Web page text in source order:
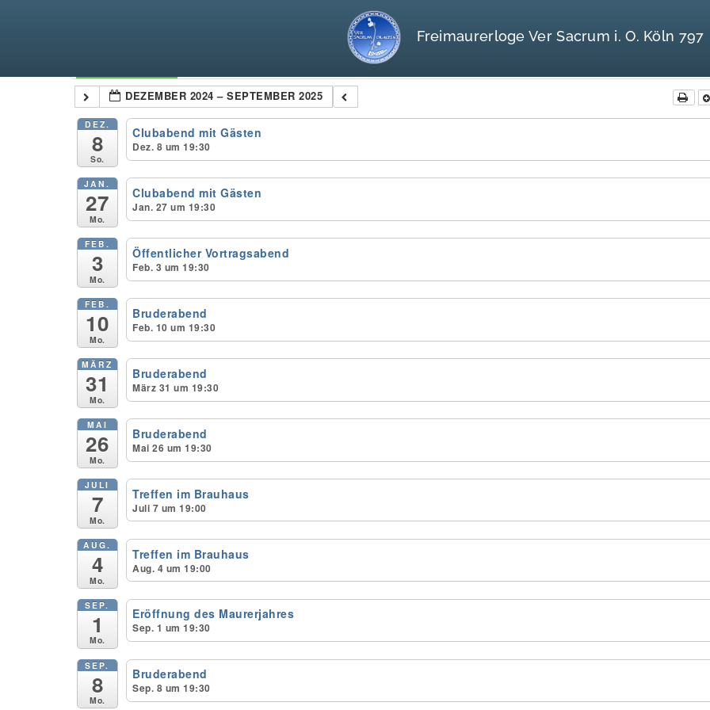
Freimaurerloge Ver Sacrum i. O. Köln 797
DEZEMBER 2024 – SEPTEMBER 2025
DEZ.
8
So.
Clubabend mit Gästen
Dez. 8 um 19:30
JAN.
27
Mo.
Clubabend mit Gästen
Jan. 27 um 19:30
FEB.
3
Mo.
Öffentlicher Vortragsabend
Feb. 3 um 19:30
FEB.
10
Mo.
Bruderabend
Feb. 10 um 19:30
MÄRZ
31
Mo.
Bruderabend
März 31 um 19:30
MAI
26
Mo.
Bruderabend
Mai 26 um 19:30
JULI
7
Mo.
Treffen im Brauhaus
Juli 7 um 19:00
AUG.
4
Mo.
Treffen im Brauhaus
Aug. 4 um 19:00
SEP.
1
Mo.
Eröffnung des Maurerjahres
Sep. 1 um 19:30
SEP.
8
Mo.
Bruderabend
Sep. 8 um 19:30